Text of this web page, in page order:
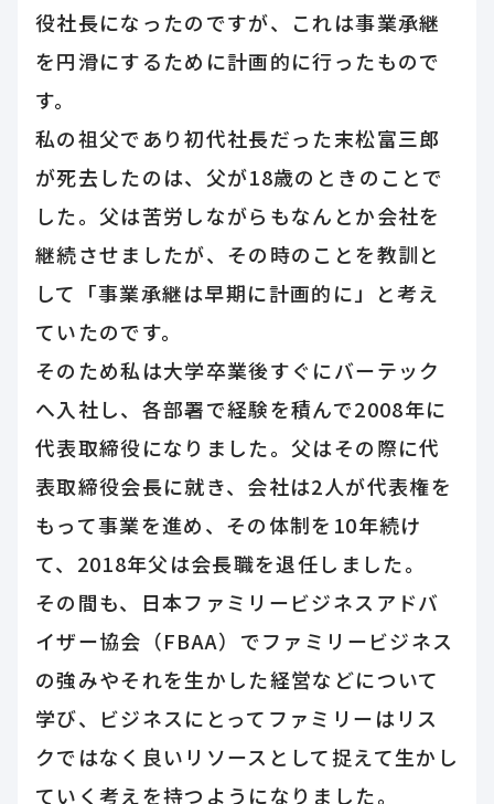
役社長になったのですが、これは事業承継
を円滑にするために計画的に行ったもので
す。
私の祖父であり初代社長だった末松富三郎
が死去したのは、父が18歳のときのことで
した。父は苦労しながらもなんとか会社を
継続させましたが、その時のことを教訓と
して「事業承継は早期に計画的に」と考え
ていたのです。
そのため私は大学卒業後すぐにバーテック
へ入社し、各部署で経験を積んで2008年に
代表取締役になりました。父はその際に代
表取締役会長に就き、会社は2人が代表権を
もって事業を進め、その体制を10年続け
て、2018年父は会長職を退任しました。
その間も、日本ファミリービジネスアドバ
イザー協会（FBAA）でファミリービジネス
の強みやそれを生かした経営などについて
学び、ビジネスにとってファミリーはリス
クではなく良いリソースとして捉えて生かし
ていく考えを持つようになりました。